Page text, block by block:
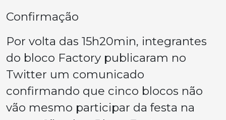
Confirmação
Por volta das 15h20min, integrantes
do bloco Factory publicaram no
Twitter um comunicado
confirmando que cinco blocos não
vão mesmo participar da festa na